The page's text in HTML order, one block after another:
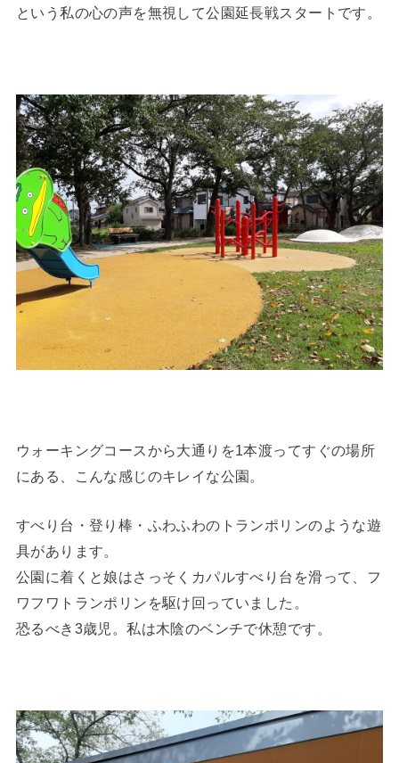
という私の心の声を無視して公園延長戦スタートです。
ウォーキングコースから大通りを1本渡ってすぐの場所
にある、こんな感じのキレイな公園。
すべり台・登り棒・ふわふわのトランポリンのような遊
具があります。
公園に着くと娘はさっそくカパルすべり台を滑って、フ
ワフワトランポリンを駆け回っていました。
恐るべき3歳児。私は木陰のベンチで休憩です。